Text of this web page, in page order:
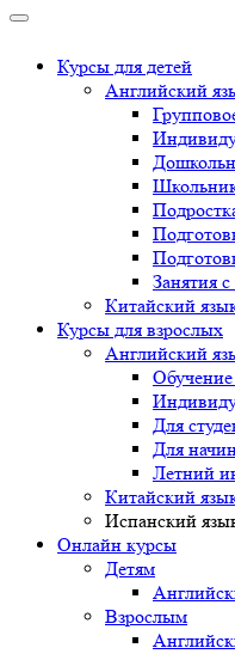
Курсы для детей
Английский
Занятия
Китайский
Курсы для взрослых
Английский
Для
Для
Летний
Китайский
Испанский
Онлайн курсы
Детям
Взрослым